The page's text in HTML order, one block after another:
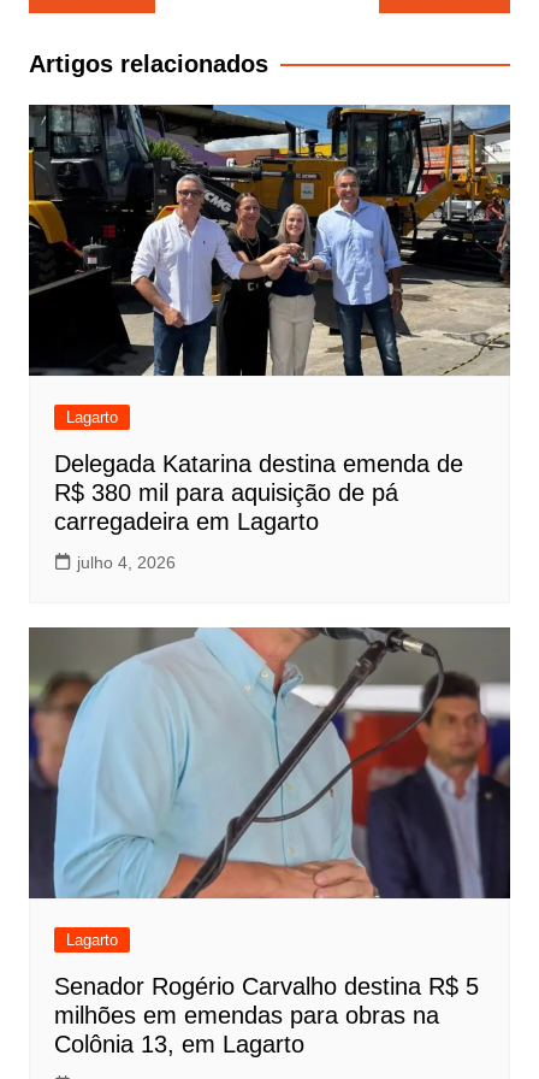
de
Post
Artigos relacionados
Lagarto
Delegada Katarina destina emenda de
R$ 380 mil para aquisição de pá
carregadeira em Lagarto
julho 4, 2026
Lagarto
Senador Rogério Carvalho destina R$ 5
milhões em emendas para obras na
Colônia 13, em Lagarto